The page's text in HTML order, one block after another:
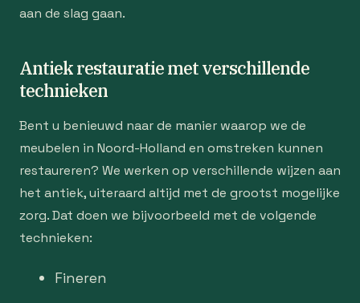
aan de slag gaan.
Antiek restauratie met verschillende
technieken
Bent u benieuwd naar de manier waarop we de
meubelen in Noord-Holland en omstreken kunnen
restaureren? We werken op verschillende wijzen aan
het antiek, uiteraard altijd met de grootst mogelijke
zorg. Dat doen we bijvoorbeeld met de volgende
technieken:
Fineren